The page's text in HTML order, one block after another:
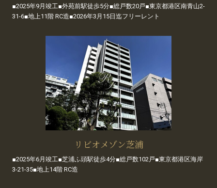
■2025年9月竣工■外苑前駅徒歩5分■総戸数20戸■東京都港区南青山2-
31-6■地上11階 RC造■2026年3月15日迄フリーレント
リビオメゾン芝浦
■2025年6月竣工■芝浦ふ頭駅徒歩4分■総戸数102戸■東京都港区海岸
3-21-35■地上14階 RC造